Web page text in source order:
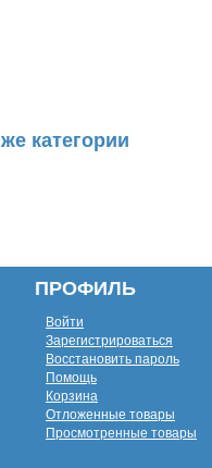
категории
ПРОФИЛЬ
Войти
Зарегистрироваться
Восстановить пароль
Помощь
Корзина
Отложенные товары
Просмотренные товары